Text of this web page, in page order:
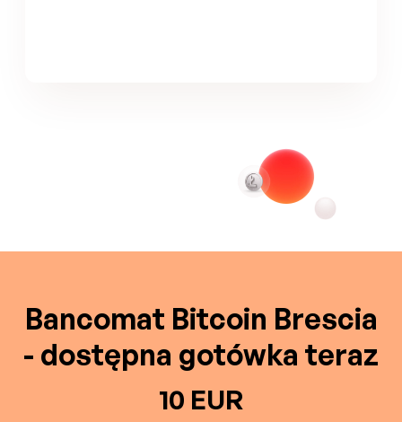
Bancomat Bitcoin Brescia
- dostępna gotówka teraz
10 EUR